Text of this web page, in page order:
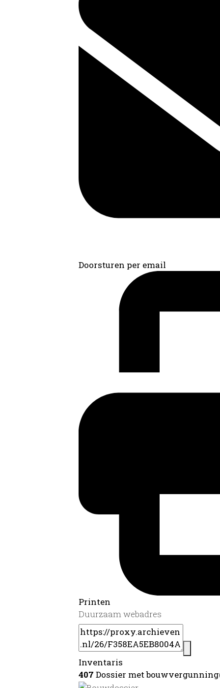
Doorsturen per email
Printen
Duurzaam webadres
Inventaris
407 Dossier met